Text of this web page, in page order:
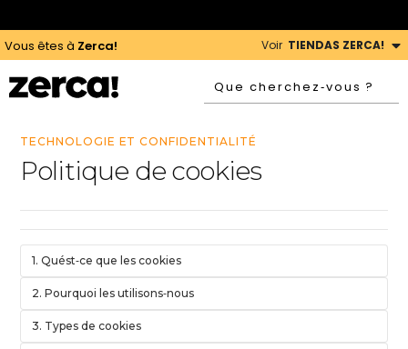
Vous êtes à Zerca! Voir TIENDAS ZERCA!
TECHNOLOGIE ET CONFIDENTIALITÉ
Politique de cookies
1. Quést‑ce que les cookies
2. Pourquoi les utilisons‑nous
3. Types de cookies